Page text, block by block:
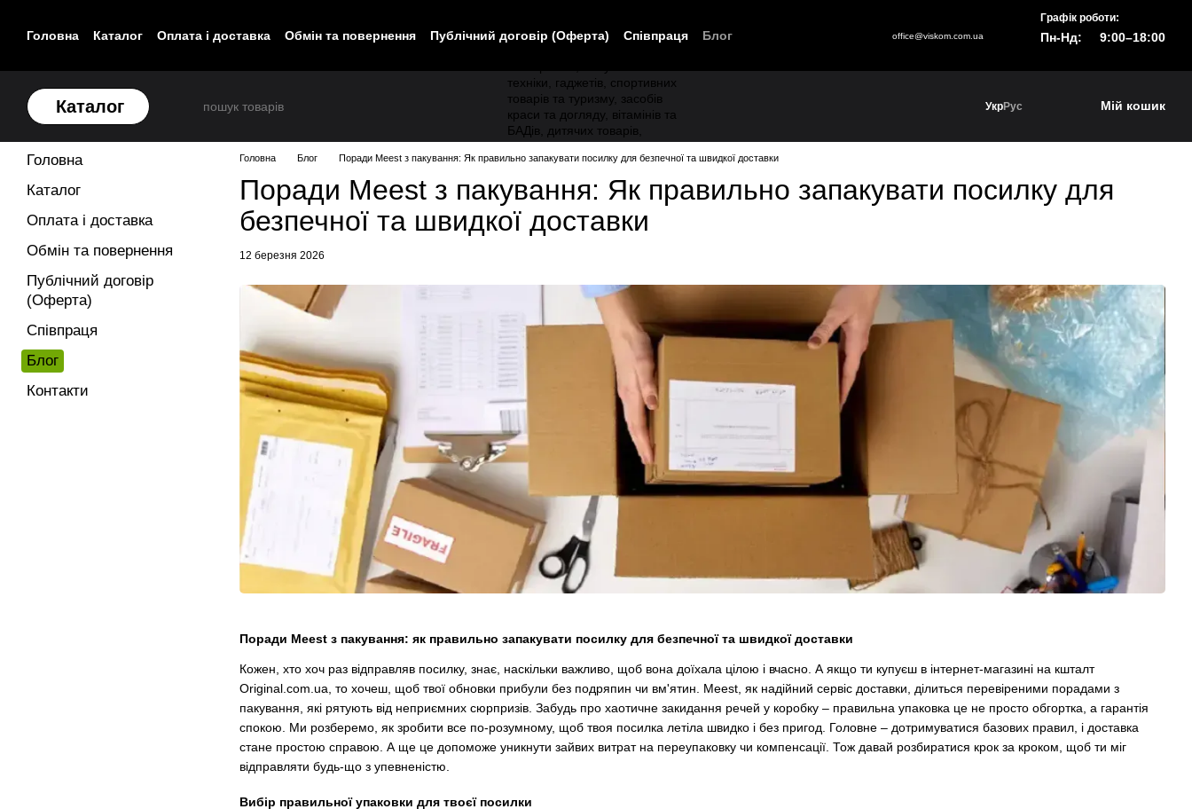
Головна
Каталог Оплата і доставка Обмін та повернення Публічний договір (Оферта) Співпраця
Блог
office@viskom.com.ua
Графік роботи:
Пн-Нд: 9:00–18:00
Каталог УкрРус Мій кошик
Головна Блог Поради Meest з пакування: Як правильно запакувати посилку для безпечної та швидкої доставки
Поради Meest з пакування: Як правильно запакувати посилку для
безпечної та швидкої доставки
12 березня 2026
Поради Meest з пакування: як правильно запакувати посилку для безпечної та швидкої доставки
Кожен, хто хоч раз відправляв посилку, знає, наскільки важливо, щоб вона доїхала цілою і вчасно. А якщо ти купуєш в інтернет-магазині на кшталт
Original.com.ua, то хочеш, щоб твої обновки прибули без подряпин чи вм'ятин. Meest, як надійний сервіс доставки, ділиться перевіреними порадами з
пакування, які рятують від неприємних сюрпризів. Забудь про хаотичне закидання речей у коробку – правильна упаковка це не просто обгортка, а гарантія
спокою. Ми розберемо, як зробити все по-розумному, щоб твоя посилка летіла швидко і без пригод. Головне – дотримуватися базових правил, і доставка
стане простою справою. А ще це допоможе уникнути зайвих витрат на переупаковку чи компенсації. Тож давай розбиратися крок за кроком, щоб ти міг
відправляти будь-що з упевненістю.
Вибір правильної упаковки для твоєї посилки
Головна
Каталог
Оплата і доставка
Обмін та повернення
Публічний договір
(Оферта)
Співпраця
Блог
Контакти